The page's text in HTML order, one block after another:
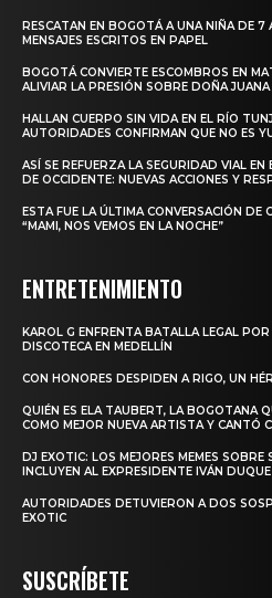
RESCATAN EN BOGOTÁ A UNA NIÑA DE 7
MENSAJES ESCRITOS EN PAPEL
BOGOTÁ CONVIERTE ESCOMBROS EN
ALIVIAR LA PRESIÓN SOBRE DOÑA JUANA
HALLAN CUERPO SIN VIDA EN EL RÍO
AUTORIDADES CONFIRMAN QUE NO ES
ASÍ SE REFUERZA LA SEGURIDAD VIAL
DE OCCIDENTE: NUEVAS ACCIONES Y
ESTA FUE LA ÚLTIMA CONVERSACIÓN DE
“MAMI, NOS VEMOS EN LA NOCHE”
ENTRETENIMIENTO
KAROL G ENFRENTA BATALLA LEGAL
DISCOTECA EN MEDELLÍN
CON HONORES DESPIDEN A RIGO, UN
QUIÉN ES ELA TAUBERT, LA BOGOTANA
COMO MEJOR NUEVA ARTISTA Y CANTÓ
DJ EXOTIC: LOS MEJORES MEMES SOBRE
INCLUYEN AL EXPRESIDENTE IVÁN DUQUE
AUTORIDADES DETUVIERON A DOS
EXOTIC
SUSCRÍBETE